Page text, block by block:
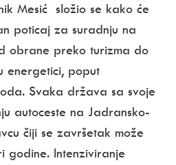
Mesić složio se kako će
poticaj za suradnju na
obrane preko turizma do
energetici, poput
Svaka država sa svoje
autoceste na Jadransko-
čiji se završetak može
godine. Intenziviranje